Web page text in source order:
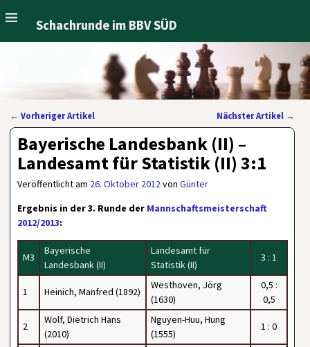
Schachrunde im BBV SÜD
Artikelnavigation
← Vorheriger Artikel Nächster Artikel →
Bayerische Landesbank (II) –
Landesamt für Statistik (II) 3:1
Veröffentlicht am 26. Oktober 2012vonGünter
Ergebnis in der 3. Runde der Mannschaftsmeisterschaft
2012/2013:
M3
Bayerische
Landesbank (II)
Landesamt für
Statistik (II)
3 : 1
1 Heinich, Manfred (1892)
Westhoven, Jörg
(1630)
0,5 :
0,5
2
Wolf, Dietrich Hans
(2010)
Nguyen-Huu, Hung
(1555)
1 : 0